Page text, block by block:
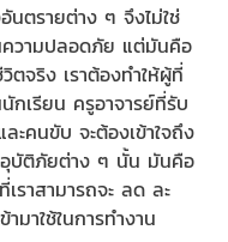
นตรายต่าง ๆ จึงไม่ใช่
ความปลอดภัย แต่มันคือ
วิตจริง เราต้องทำให้ผู้ที่
กเรียน ครูอาจารย์ที่รับ
ะคนขับ จะต้องเข้าใจถึง
อุบัติภัยต่าง ๆ นั้น มันคือ
ราสามารถจะ ลด ละ
มาใช้ในการทำงาน